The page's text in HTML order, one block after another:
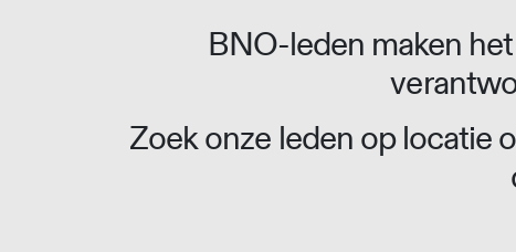
BNO-leden maken
Zoek onze leden op locatie